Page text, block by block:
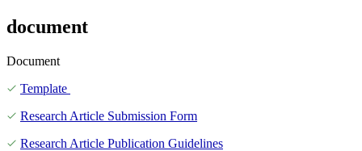
document
Document
Template
Research Article Submission Form
Research Article Publication Guidelines